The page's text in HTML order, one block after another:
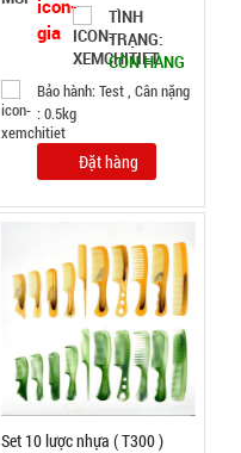
46.000 đ
Bảo
hành:
Test
Đặt
hàng
TÌNH
TRẠNG:
CÒN HÀNG
Bảo hành: Test , Cân nặng
: 0.5kg
Đặt hàng
Set 10 lược nhựa ( T300 )